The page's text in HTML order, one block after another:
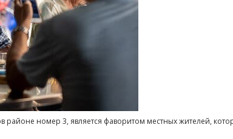
районе номер 3, является фаворитом местных жителей,